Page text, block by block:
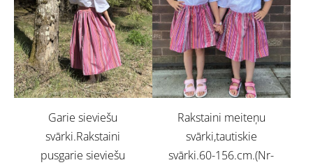
Garie sieviešu
svārki.Rakstaini
pusgarie sieviešu
Rakstaini meiteņu
svārki,tautiskie
svārki.60-156.cm.(Nr-